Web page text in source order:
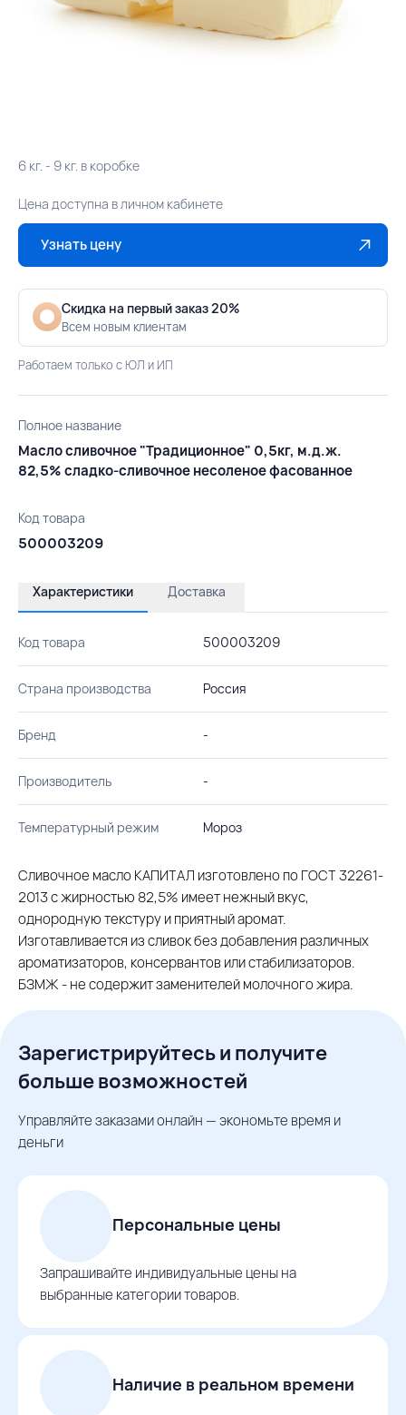
6 кг. - 9 кг. в коробке
Цена доступна в личном кабинете
Узнать цену
Скидка на первый заказ 20%
Всем новым клиентам
Работаем только с ЮЛ и ИП
Полное название
Масло сливочное "Традиционное" 0,5кг, м.д.ж.
82,5% сладко-сливочное несоленое фасованное
Код товара
500003209
Характеристики Доставка
Код товара 500003209
Страна производства Россия
Бренд -
Производитель -
Температурный режим Мороз
Сливочное масло КАПИТАЛ изготовлено по ГОСТ 32261-
2013 с жирностью 82,5% имеет нежный вкус,
однородную текстуру и приятный аромат.
Изготавливается из сливок без добавления различных
ароматизаторов, консервантов или стабилизаторов.
БЗМЖ - не содержит заменителей молочного жира.
Зарегистрируйтесь и получите
больше возможностей
Управляйте заказами онлайн — экономьте время и
деньги
Персональные цены
Запрашивайте индивидуальные цены на
выбранные категории товаров.
Наличие в реальном времени